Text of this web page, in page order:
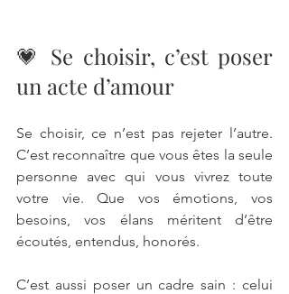
💗 Se choisir, c’est poser
un acte d’amour
Se choisir, ce n’est pas rejeter l’autre.
C’est reconnaître que vous êtes la seule
personne avec qui vous vivrez toute
votre vie. Que vos émotions, vos
besoins, vos élans méritent d’être
écoutés, entendus, honorés.
C’est aussi poser un cadre sain : celui